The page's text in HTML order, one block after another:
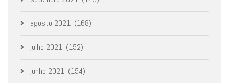
agosto 2021 (168)
julho 2021 (152)
junho 2021 (154)